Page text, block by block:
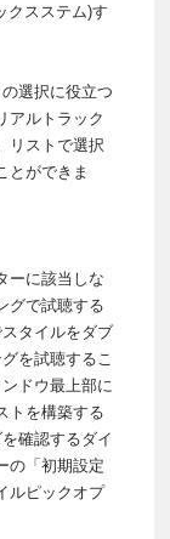
クスステム)す
選択に役立つ
アルトラック
リストで選択
とができま
ーに該当しな
グで試聴する
タイルをダブ
を試聴するこ
ドウ最上部に
トを構築する
確認するダイ
の「初期設定
ルピックオプ